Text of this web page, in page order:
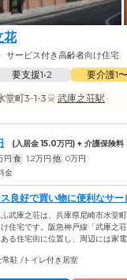
花
サービス付き高齢者向け住宅
要支援1•2 要介護1
堂町3-1-3
武庫之荘駅
(入居金15.0万円) + 介護保険料
円 食 1.2万円 他 0万円
金
良好で買い物に便利なサー
武庫之荘は、兵庫県尼崎市水堂
住宅です。阪急神戸線「武庫之
る住宅街に位置し、周辺には家
非常用の階段を設置した頑丈なつ
駐 /トイレ付き居室